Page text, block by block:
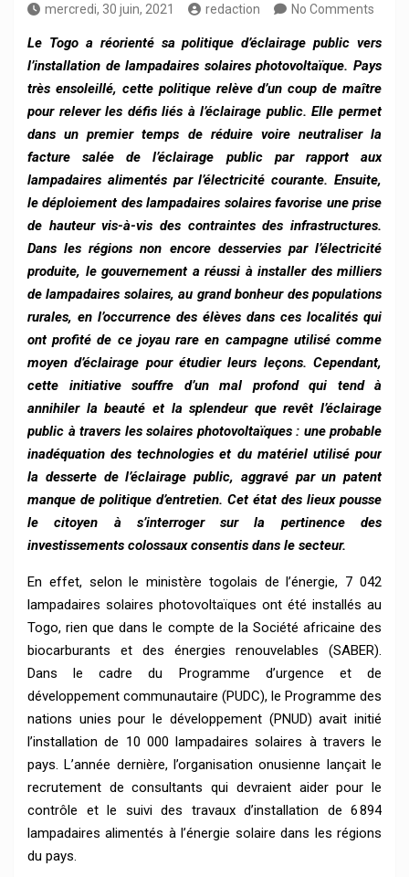
mercredi, 30 juin, 2021 redaction No Comments
Le Togo a réorienté sa politique d’éclairage public vers
l’installation de lampadaires solaires photovoltaïque. Pays
très ensoleillé, cette politique relève d’un coup de maître
pour relever les défis liés à l’éclairage public. Elle permet
dans un premier temps de réduire voire neutraliser la
facture salée de l’éclairage public par rapport aux
lampadaires alimentés par l’électricité courante. Ensuite,
le déploiement des lampadaires solaires favorise une prise
de hauteur vis-à-vis des contraintes des infrastructures.
Dans les régions non encore desservies par l’électricité
produite, le gouvernement a réussi à installer des milliers
de lampadaires solaires, au grand bonheur des populations
rurales, en l’occurrence des élèves dans ces localités qui
ont profité de ce joyau rare en campagne utilisé comme
moyen d’éclairage pour étudier leurs leçons. Cependant,
cette initiative souffre d’un mal profond qui tend à
annihiler la beauté et la splendeur que revêt l’éclairage
public à travers les solaires photovoltaïques : une probable
inadéquation des technologies et du matériel utilisé pour
la desserte de l’éclairage public, aggravé par un patent
manque de politique d’entretien. Cet état des lieux pousse
le citoyen à s’interroger sur la pertinence des
investissements colossaux consentis dans le secteur.
En effet, selon le ministère togolais de l’énergie, 7 042
lampadaires solaires photovoltaïques ont été installés au
Togo, rien que dans le compte de la Société africaine des
biocarburants et des énergies renouvelables (SABER).
Dans le cadre du Programme d’urgence et de
développement communautaire (PUDC), le Programme des
nations unies pour le développement (PNUD) avait initié
l’installation de 10 000 lampadaires solaires à travers le
pays. L’année dernière, l’organisation onusienne lançait le
recrutement de consultants qui devraient aider pour le
contrôle et le suivi des travaux d’installation de 6 894
lampadaires alimentés à l’énergie solaire dans les régions
du pays.